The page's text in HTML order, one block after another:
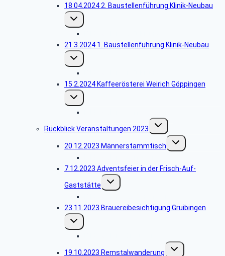
18.04.2024 2. Baustellenführung Klinik-Neubau
Untermenü
umschalten
21.3.2024 1. Baustellenführung Klinik-Neubau
Untermenü
umschalten
15.2.2024 Kaffeerösterei Weirich Göppingen
Untermenü
umschalten
Rückblick Veranstaltungen 2023
Untermenü
umschalten
20.12.2023 Männerstammtisch
Untermenü
umschalten
7.12.2023 Adventsfeier in der Frisch-Auf-
Gaststätte
Untermenü
umschalten
23.11.2023 Brauereibesichtigung Gruibingen
Untermenü
umschalten
19.10.2023 Remstalwanderung
Untermenü
umschalten